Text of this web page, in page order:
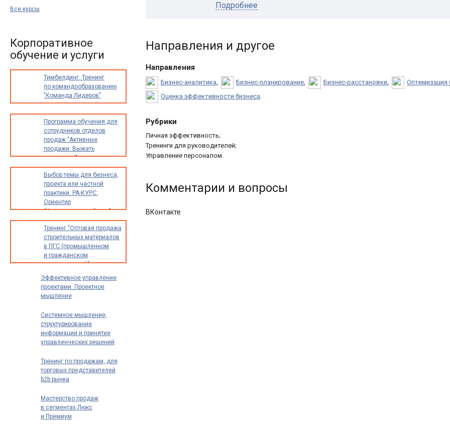
Подробнее
Направления и другое
Направления
Бизнес-аналитика Бизнес-планирование Бизнес-расстановки Оптимизация
Оценка эффективности бизнеса
Рубрики
Личная эффективность;
Тренинги для руководителей;
Управление персоналом.
Комментарии и вопросы
ВКонтакте
Все курсы
Корпоративное
обучение и услуги
Тимбилдинг. Тренинг
по командообразованию
"Команда Лидеров"
Программа обучения для
сотрудников отделов
продаж "Активные
продажи. Выжать
максимум!"
Выбор темы для бизнеса,
проекта или частной
практики. РА-КУРС:
Ориентир
(Индивидуальный разбор
опыта и идей для
предпринимателей,
экспертов
и специалистов)
Тренинг "Оптовая продажа
строительных материалов
в ПГС (промышленном
и гражданском
строительстве)"
Эффективное управление
проектами. Проектное
мышление
Системное мышление,
структурирование
информации и принятие
управленческих решений
Тренинг по продажам, для
торговых представителей
b2b рынка
Мастерство продаж
в сегментах Люкс
и Премиум